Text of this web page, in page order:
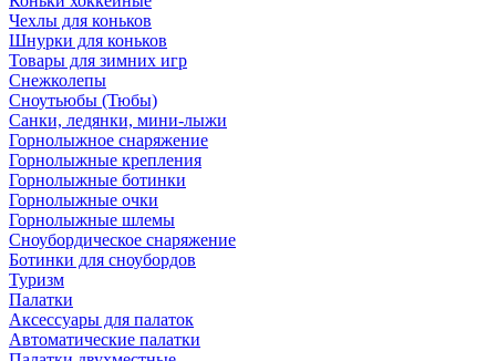
Чехлы для коньков
Шнурки для коньков
Товары для зимних игр
Снежколепы
Сноутьюбы (Тюбы)
Санки, ледянки, мини-лыжи
Горнолыжное снаряжение
Горнолыжные крепления
Горнолыжные ботинки
Горнолыжные очки
Горнолыжные шлемы
Сноубордическое снаряжение
Ботинки для сноубордов
Туризм
Палатки
Аксессуары для палаток
Автоматические палатки